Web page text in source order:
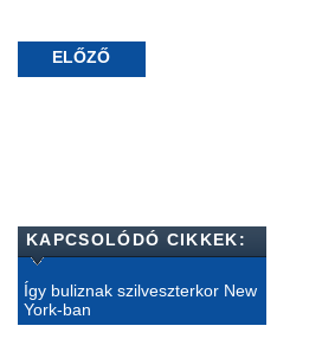
ELŐZŐ
KAPCSOLÓDÓ CIKKEK:
Így buliznak szilveszterkor New
York-ban